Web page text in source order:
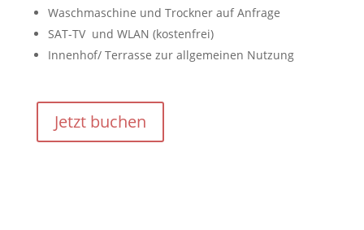
Waschmaschine und Trockner auf Anfrage
SAT-TV und WLAN (kostenfrei)
Innenhof/ Terrasse zur allgemeinen Nutzung
Jetzt buchen